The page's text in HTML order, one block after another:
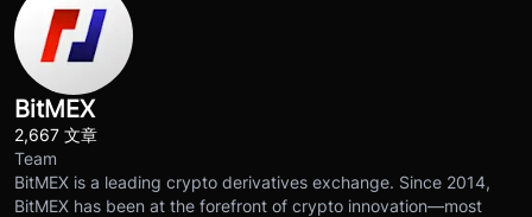
BitMEX
2,667 文章
Team
BitMEX is a leading crypto derivatives exchange. Since 2014,
BitMEX has been at the forefront of crypto innovation—most